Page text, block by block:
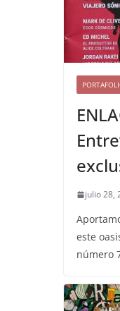
julio 28,
este
número